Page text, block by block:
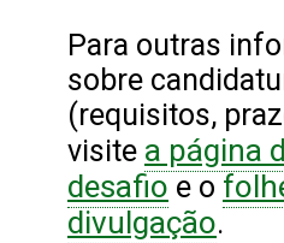
Para outras
sobre
(requisitos,
visite a página
desafio e o
divulgação.